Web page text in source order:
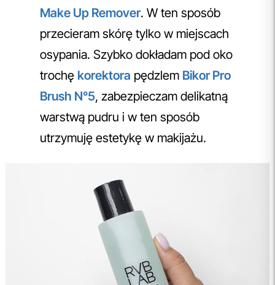
Make Up Remover. W ten sposób
przecieram skórę tylko w miejscach
osypania. Szybko dokładam pod oko
trochę korektora pędzlem Bikor Pro
Brush N°5, zabezpieczam delikatną
warstwą pudru i w ten sposób
utrzymuję estetykę w makijażu.